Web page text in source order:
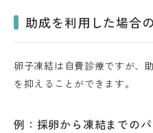
助成を利用した場合
卵子凍結は自費診療ですが、
を抑えることができます。
例：採卵から凍結までの